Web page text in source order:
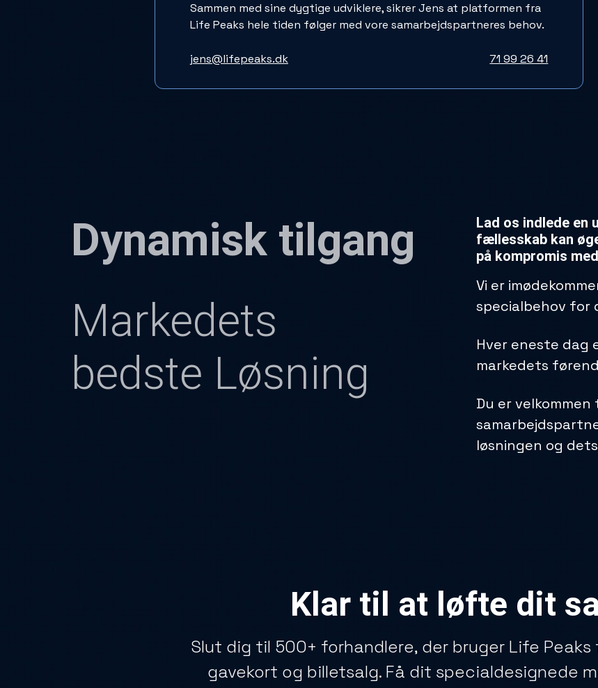
Sammen med sine dygtige udviklere, sikrer Jens at platformen fra
Life Peaks hele tiden følger med vore samarbejdspartneres behov.
jens@lifepeaks.dk 71 99 26 41
Dynamisk tilgang
Markedets
bedste Løsning
Lad os indlede en
fællesskab kan
på kompromis
Vi er
specialbehov for
Hver eneste dag
markedets
Du er
løsningen og
Klar til at løfte dit
Slut dig til 500+ forhandlere, der bruger Life
gavekort og billetsalg. Få dit specialdesignede